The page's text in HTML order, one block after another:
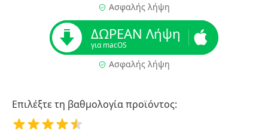
Ασφαλής λήψη
ΔΩΡΕΑΝ Λήψη
για macOS
Ασφαλής λήψη
Επιλέξτε τη βαθμολογία προϊόντος: